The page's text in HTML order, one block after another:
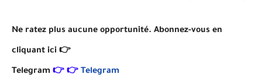
Ne ratez plus aucune opportunité. Abonnez-vous en
cliquant ici 👉
Telegram 👉 👉 Telegram